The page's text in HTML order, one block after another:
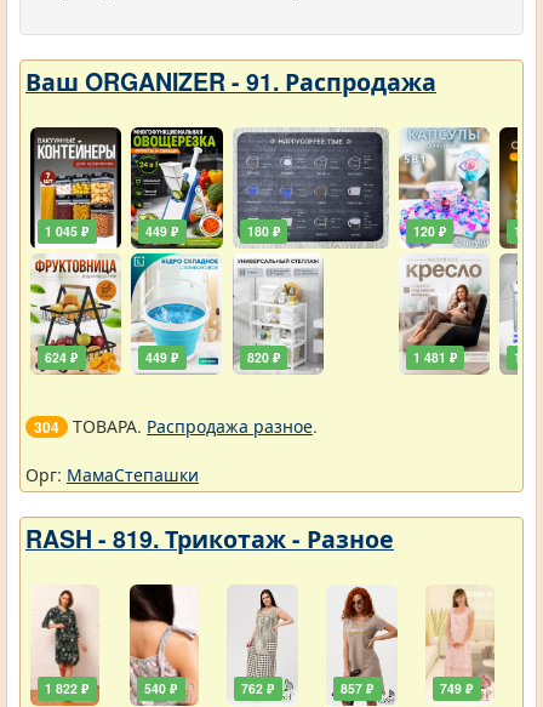
Ваш ORGANIZER - 91. Распродажа
1 045 ₽
624 ₽
449 ₽
449 ₽
180 ₽
820 ₽
120 ₽
1 481 ₽
129
111
304 ТОВАРА. Распродажа разное.
Орг: МамаСтепашки
RASH - 819. Трикотаж - Разное
1 822 ₽ 540 ₽ 762 ₽ 857 ₽ 749 ₽